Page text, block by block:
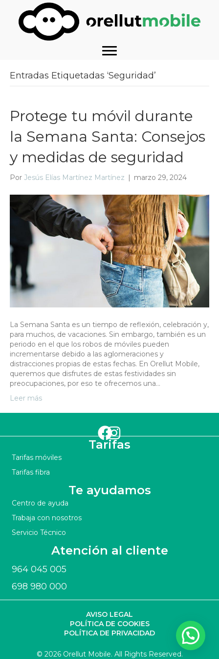
Entradas Etiquetadas ‘Seguridad’
Protege tu móvil durante
la Semana Santa: Consejos
y medidas de seguridad
Por Jesús Elías Martínez Martínez | marzo 29, 2024
La Semana Santa es un tiempo de reflexión, celebración y,
para muchos, de vacaciones. Sin embargo, también es un
periodo en el que los robos de móviles pueden
incrementarse debido a las aglomeraciones y
distracciones propias de estas fechas. En Orellut Mobile,
queremos que disfrutes de estas festividades sin
preocupaciones, por eso te ofrecemos una…
Leer más
Tarifas
Tarifas móviles
Tarifas fibra
Te ayudamos
Centro de ayuda
Trabaja con nosotros
Servicio Técnico
Atención al cliente
964 045 005
698 980 000
AVISO LEGAL
POLÍTICA DE COOKIES
POLÍTICA DE PRIVACIDAD
© 2026 Orellut Mobile. All Rights Reserved.